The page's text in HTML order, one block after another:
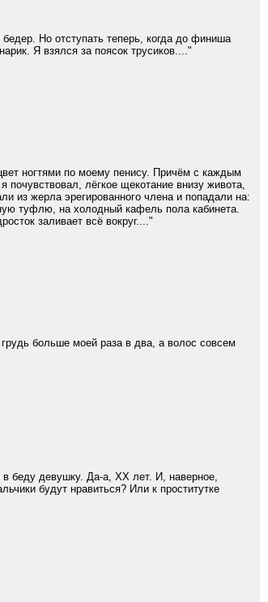
Но отступать теперь, когда до финиша
Я взялся за поясок трусиков...."
ногтями по моему пенису. Причём с каждым
лёгкое щекотание внизу живота,
из жерла эрегированного члена и попадали на:
туфлю, на холодный кафель пола кабинета.
заливает всё вокруг...."
больше моей раза в два, а волос совсем
беду девушку. Да-а, ХХ лет. И, наверное,
будут нравиться? Или к проститутке